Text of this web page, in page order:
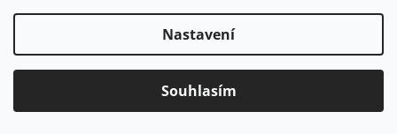
Nastavení
Souhlasím
Informace pro vás
Obchodní podmínky
Zpracování osobních údajů